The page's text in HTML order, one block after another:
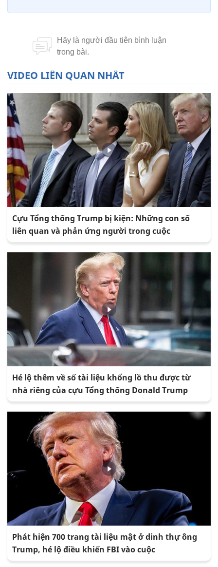
VIDEO LIÊN QUAN NHẤT
Cựu Tổng thống Trump bị kiện: Những con số
liên quan và phản ứng người trong cuộc
Hé lộ thêm về số tài liệu khổng lồ thu được từ
nhà riêng của cựu Tổng thống Donald Trump
Phát hiện 700 trang tài liệu mật ở dinh thự ông
Trump, hé lộ điều khiến FBI vào cuộc